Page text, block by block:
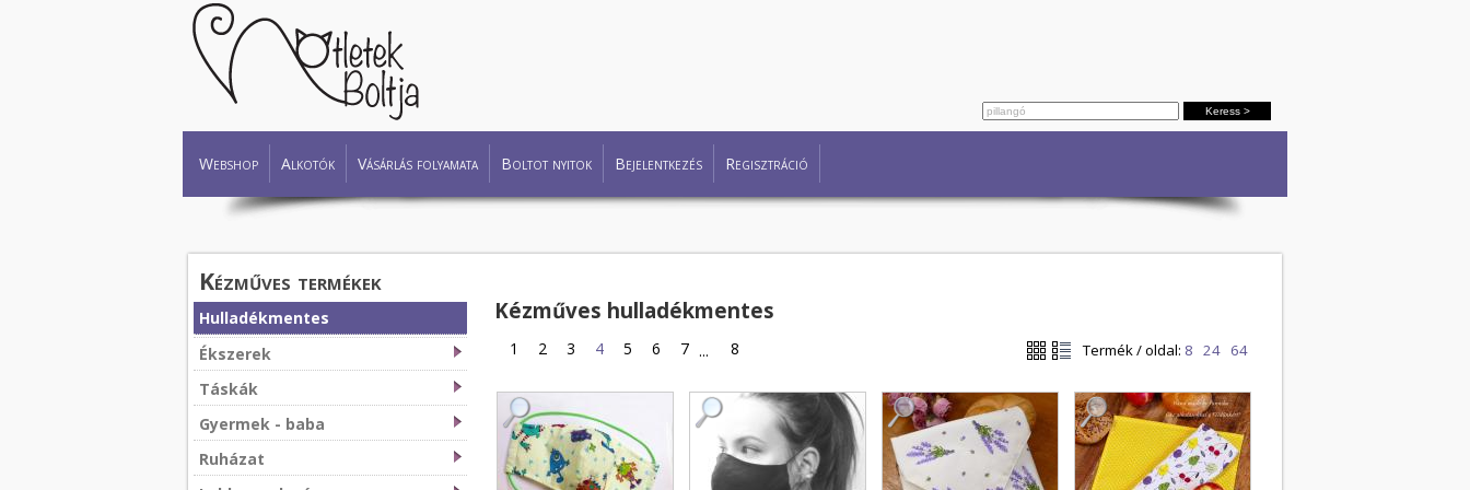
Webshop Alkotók Vásárlás folyamata Boltot nyitok Bejelentkezés Regisztráció
Kézműves termékek
Hulladékmentes
Ékszerek
Táskák
Gyermek - baba
Ruházat
Kézműves hulladékmentes
1 2 3 4 5 6 7 ... 8 Termék / oldal: 8 24 64